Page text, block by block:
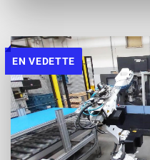
EN VEDETTE